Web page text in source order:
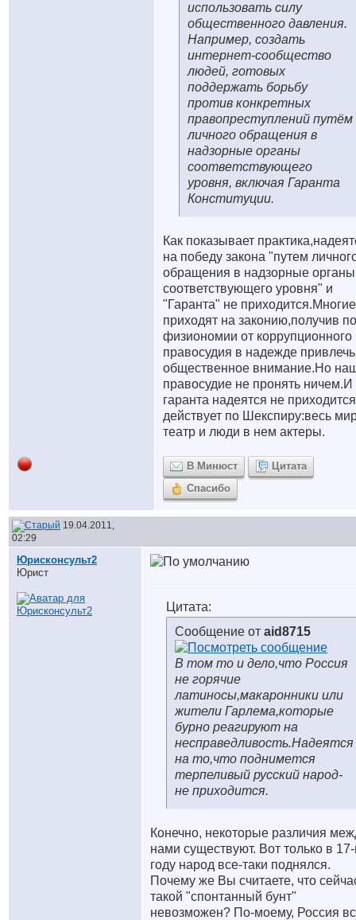
использовать силу
общественного давления.
Например, создать
интернет-сообщество
людей, готовых
поддержать борьбу
против конкретных
правопреступлений путём
личного обращения в
надзорные органы
соответствующего
уровня, включая Гаранта
Конституции.
Как показывает
на победу закона "путем
обращения в надзорные органы
соответствующего уровня" и
"Гаранта" не приходится.Многие
приходят на законию,получив по
физиономии от коррупционного
правосудия в надежде привлечь
общественное внимание.Но
правосудие не пронять ничем.И
гаранта надеятся не
действует по Шекспиру:весь
театр и люди в нем актеры.
В Минюст
Цитата
Спасибо
19.04.2011,
02:29
Юрисконсульт2
Юрист
Цитата:
Сообщение от aid8715
В том то и дело,что Россия
не горячие
латиносы,макаронники или
жители Гарлема,которые
бурно реагируют на
несправедливость.Надеятся
на то,что поднимется
терпеливый русский народ-
не приходится.
Конечно, некоторые различия
нами существуют. Вот только в
году народ все-таки поднялся.
Почему же Вы считаете, что
такой "спонтанный бунт"
невозможен? По-моему, Россия